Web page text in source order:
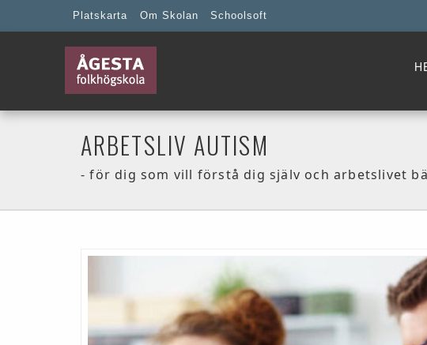
Platskarta Om Skolan Schoolsoft
ARBETSLIV AUTISM
- för dig som vill förstå dig själv och arbetslivet